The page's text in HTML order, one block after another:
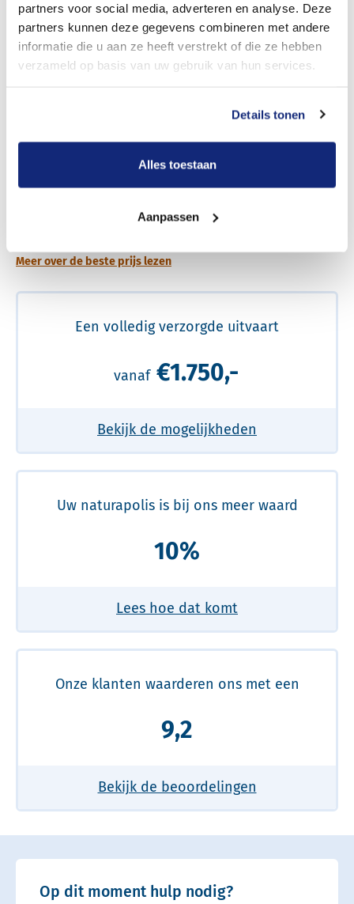
partners voor social media, adverteren en analyse. Deze
partners kunnen deze gegevens combineren met andere
informatie die u aan ze heeft verstrekt of die ze hebben
verzameld op basis van uw gebruik van hun services.
Details tonen
Alles toestaan
Aanpassen
Dit kost een begrafenis
Meer over de beste prijs lezen
Een volledig verzorgde uitvaart
vanaf €1.750,-
Bekijk de mogelijkheden
Uw naturapolis is bij ons meer waard
10%
Lees hoe dat komt
Onze klanten waarderen ons met een
9,2
Bekijk de beoordelingen
Op dit moment hulp nodig?